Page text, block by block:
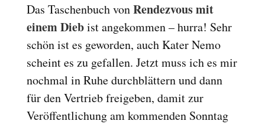
Das Taschenbuch vonRendezvous mit
einem Diebist angekommen – hurra! Sehr
schön ist es geworden, auch Kater Nemo
scheint es zu gefallen. Jetzt muss ich es mir
nochmal in Ruhe durchblättern und dann
für den Vertrieb freigeben, damit zur
Veröffentlichung am kommenden Sonntag